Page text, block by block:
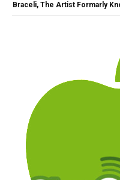
Braceli, The Artist Formarly